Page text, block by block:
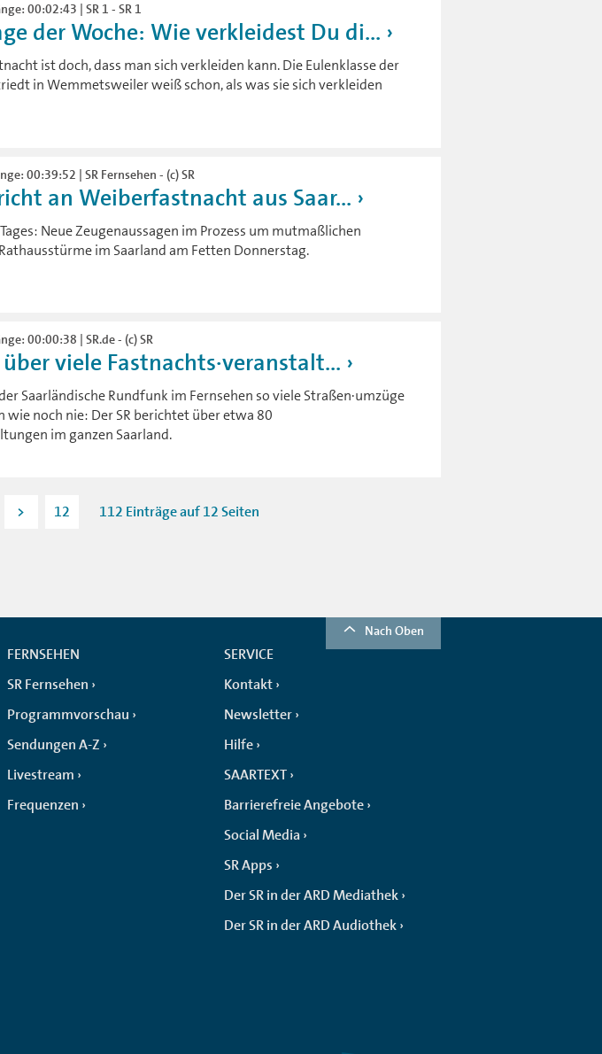
00:02:43 | SR 1 - SR 1
der Woche: Wie verkleidest Du di...
ist doch, dass man sich verkleiden kann. Die Eulenklasse der
in Wemmetsweiler weiß schon, als was sie sich verkleiden
00:39:52 | SR Fernsehen - (c) SR
an Weiberfastnacht aus Saar...
Neue Zeugenaussagen im Prozess um mutmaßlichen
im Saarland am Fetten Donnerstag.
00:00:38 | SR.de - (c) SR
viele Fastnachts·veranstalt...
Saarländische Rundfunk im Fernsehen so viele Straßen·umzüge
wie noch nie: Der SR berichtet über etwa 80
im ganzen Saarland.
> 12 112 Einträge auf 12 Seiten
Nach Oben
FERNSEHEN
SR Fernsehen
Programmvorschau
Sendungen A-Z
Livestream
Frequenzen
SERVICE
Kontakt
Newsletter
Hilfe
SAARTEXT
Barrierefreie Angebote
Social Media
SR Apps
Der SR in der ARD Mediathek
Der SR in der ARD Audiothek